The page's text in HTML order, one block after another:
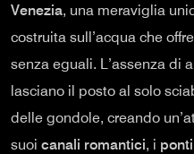
Venezia, una meraviglia
costruita sull’acqua che
senza eguali. L’assenza di
lasciano il posto al solo
delle gondole, creando
suoi canali romantici, i